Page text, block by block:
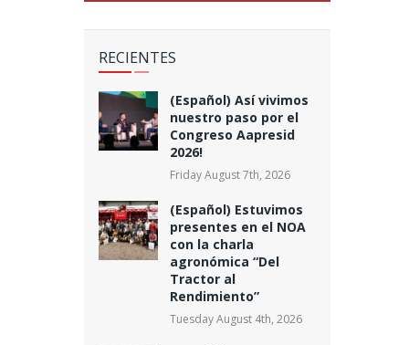
RECIENTES
(Español) Así vivimos
nuestro paso por el
Congreso Aapresid
2026!
Friday August 7th, 2026
(Español) Estuvimos
presentes en el NOA
con la charla
agronómica “Del
Tractor al
Rendimiento”
Tuesday August 4th, 2026